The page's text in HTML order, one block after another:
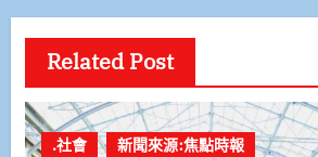
Related Post
.社會 新聞來源:焦點時報